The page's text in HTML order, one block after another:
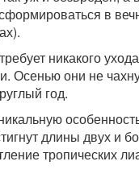
в
никакого
Осенью они не
год.
длины двух и
тропических